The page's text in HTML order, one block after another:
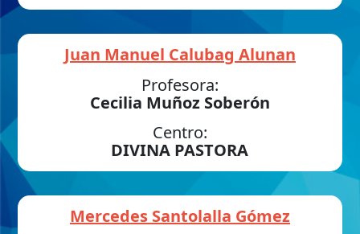
Juan Manuel Calubag Alunan
Profesora:
Cecilia Muñoz Soberón
Centro:
DIVINA PASTORA
Mercedes Santolalla Gómez